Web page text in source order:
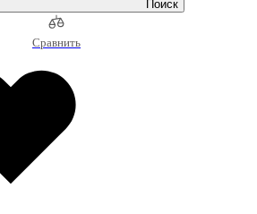
Поиск
Сравнить